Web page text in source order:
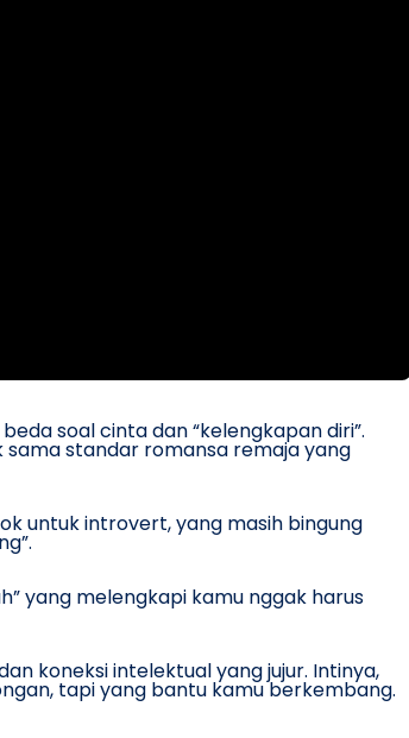
soal cinta dan “kelengkapan diri”.
standar romansa remaja yang
untuk introvert, yang masih bingung
yang melengkapi kamu nggak harus
koneksi intelektual yang jujur. Intinya,
tapi yang bantu kamu berkembang.